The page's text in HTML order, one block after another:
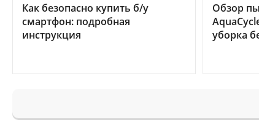
Как безопасно купить б/у
смартфон: подробная
инструкция
Обзор
уборка